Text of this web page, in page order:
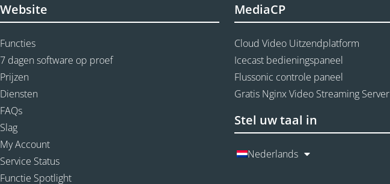
Website
Functies
7 dagen software op proef
Prijzen
Diensten
FAQs
Slag
My Account
Service Status
Functie Spotlight
MediaCP
Cloud Video Uitzendplatform
Icecast bedieningspaneel
Flussonic controle paneel
Gratis Nginx Video Streaming Server
Stel uw taal in
Nederlands